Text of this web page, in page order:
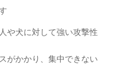
や犬に対して強い攻撃性
がかかり、集中できない